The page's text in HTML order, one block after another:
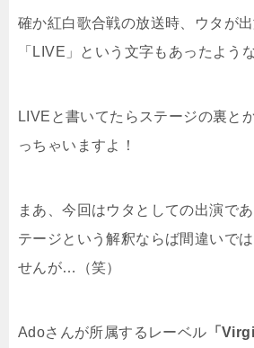
確か紅白歌合戦の放送時、ウタが
「LIVE」という文字もあったよう
LIVEと書いてたらステージの裏と
っちゃいますよ！
まあ、今回はウタとしての出演で
テージという解釈ならば間違いで
せんが…（笑）
Adoさんが所属するレーベル 「